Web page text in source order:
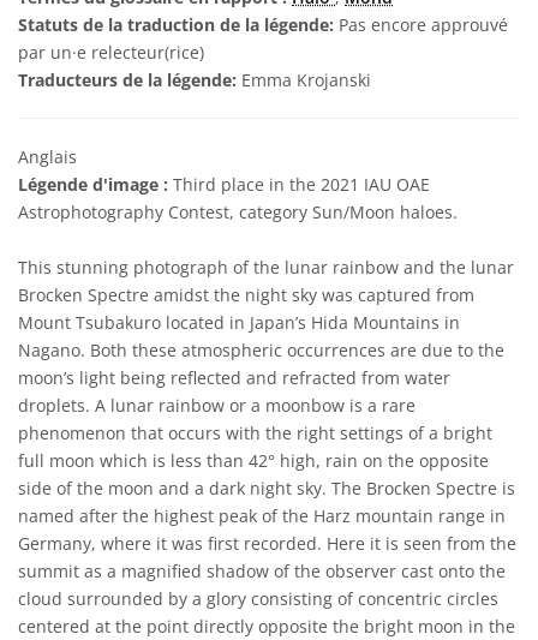
Statuts de la traduction de la légende: Pas encore approuvé
par un·e relecteur(rice)
Traducteurs de la légende: Emma Krojanski
Anglais
Légende d'image : Third place in the 2021 IAU OAE
Astrophotography Contest, category Sun/Moon haloes.
This stunning photograph of the lunar rainbow and the lunar
Brocken Spectre amidst the night sky was captured from
Mount Tsubakuro located in Japan’s Hida Mountains in
Nagano. Both these atmospheric occurrences are due to the
moon’s light being reflected and refracted from water
droplets. A lunar rainbow or a moonbow is a rare
phenomenon that occurs with the right settings of a bright
full moon which is less than 42° high, rain on the opposite
side of the moon and a dark night sky. The Brocken Spectre is
named after the highest peak of the Harz mountain range in
Germany, where it was first recorded. Here it is seen from the
summit as a magnified shadow of the observer cast onto the
cloud surrounded by a glory consisting of concentric circles
centered at the point directly opposite the bright moon in the